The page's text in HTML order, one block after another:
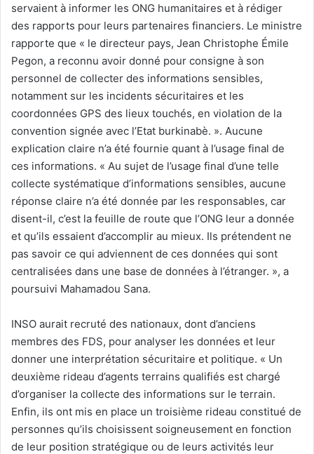
servaient à informer les ONG humanitaires et à rédiger
des rapports pour leurs partenaires financiers. Le ministre
rapporte que « le directeur pays, Jean Christophe Émile
Pegon, a reconnu avoir donné pour consigne à son
personnel de collecter des informations sensibles,
notamment sur les incidents sécuritaires et les
coordonnées GPS des lieux touchés, en violation de la
convention signée avec l’Etat burkinabè. ». Aucune
explication claire n’a été fournie quant à l’usage final de
ces informations. « Au sujet de l’usage final d’une telle
collecte systématique d’informations sensibles, aucune
réponse claire n’a été donnée par les responsables, car
disent-il, c’est la feuille de route que l’ONG leur a donnée
et qu’ils essaient d’accomplir au mieux. Ils prétendent ne
pas savoir ce qui adviennent de ces données qui sont
centralisées dans une base de données à l’étranger. », a
poursuivi Mahamadou Sana.
INSO aurait recruté des nationaux, dont d’anciens
membres des FDS, pour analyser les données et leur
donner une interprétation sécuritaire et politique. « Un
deuxième rideau d’agents terrains qualifiés est chargé
d’organiser la collecte des informations sur le terrain.
Enfin, ils ont mis en place un troisième rideau constitué de
personnes qu’ils choisissent soigneusement en fonction
de leur position stratégique ou de leurs activités leur